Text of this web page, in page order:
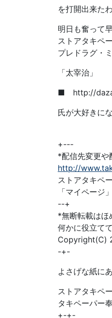
を打開出来た
明日も奮って
ストアタキペ
プレドラグ・
「太宰治」
■ http://
氏が大好きに
+---
*配信先変更や
http://
ストアタキペ
「マイページ
--+
*無断転載はほ
何かに役立て
Copyright(C)
-+-
よさげな紙に
ストアタキペ
タキペーパー
+-+-